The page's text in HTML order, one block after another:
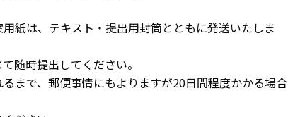
紙は、テキスト・提出用封筒とともに発送いたしま
随時提出してください。
まで、郵便事情にもよりますが20日間程度かかる場合